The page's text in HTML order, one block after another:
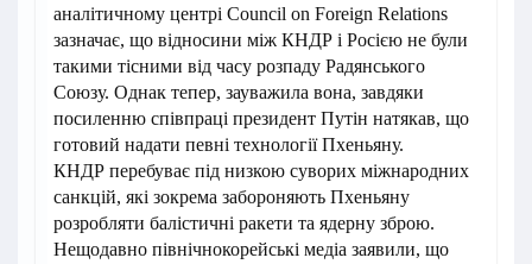
аналітичному центрі Council on Foreign Relations
зазначає, що відносини між КНДР і Росією не були
такими тісними від часу розпаду Радянського
Союзу. Однак тепер, зауважила вона, завдяки
посиленню співпраці президент Путін натякав, що
готовий надати певні технології Пхеньяну.
КНДР перебуває під низкою суворих міжнародних
санкцій, які зокрема забороняють Пхеньяну
розробляти балістичні ракети та ядерну зброю.
Нещодавно північнокорейські медіа заявили, що